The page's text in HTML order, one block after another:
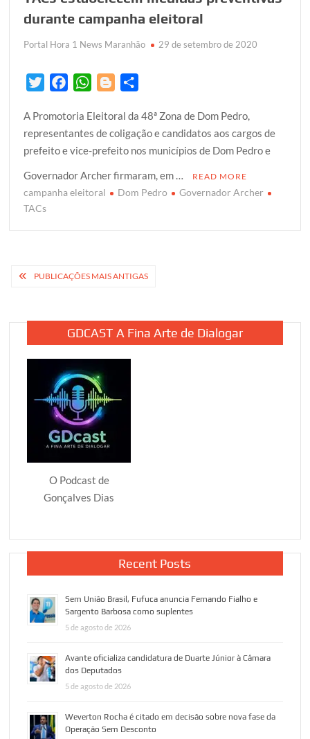
durante campanha eleitoral
Portal Hora 1 News Maranhão 29 de setembro de 2020
i
t
t
e
r
c
e
b
o
o
W
a
t
s
A
p
o
g
g
e
r
a
r
e
A Promotoria Eleitoral da 48ª Zona de Dom Pedro,
representantes de coligação e candidatos aos cargos de
prefeito e vice-prefeito nos municípios de Dom Pedro e
Governador Archer firmaram, em …
READ MORE
campanha eleitoral Dom Pedro
Governador Archer
TACs
Navegação
posts
PUBLICAÇÕES MAIS ANTIGAS
GDCAST A Fina Arte de Dialogar
O Podcast de
Gonçalves Dias
Recent Posts
Sem União Brasil, Fufuca anuncia Fernando Fialho e
Sargento Barbosa como suplentes
5 de agosto de 2026
Avante oficializa candidatura de Duarte Júnior à Câmara
dos Deputados
5 de agosto de 2026
Weverton Rocha é citado em decisão sobre nova fase da
Operação Sem Desconto